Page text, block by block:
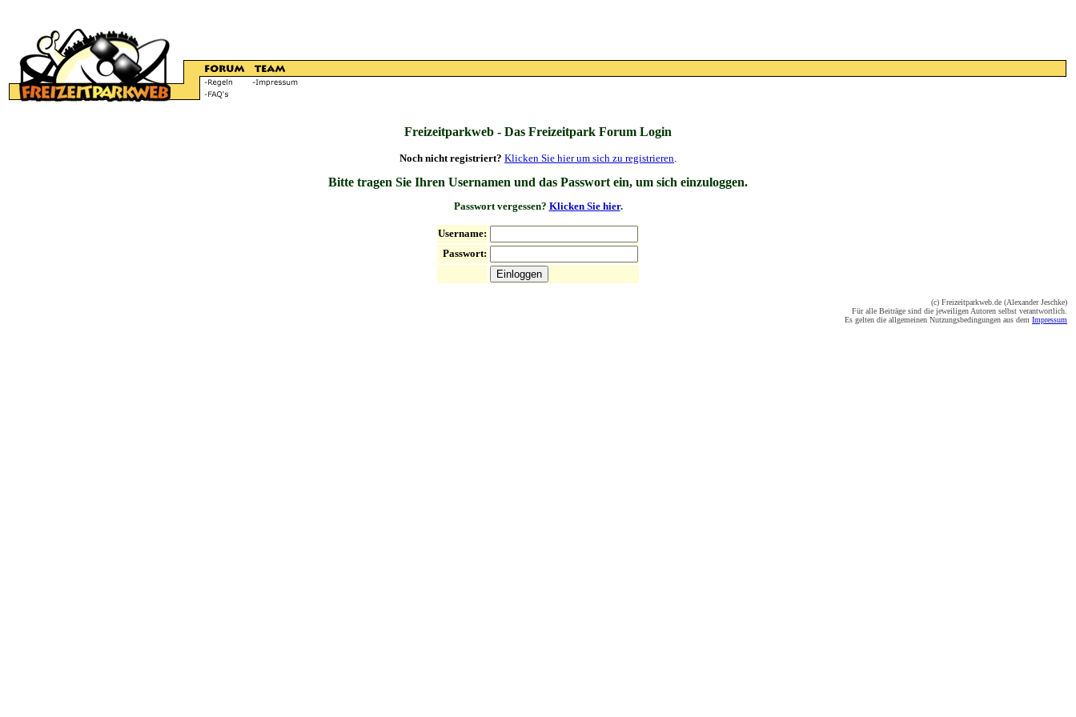
Freizeitparkweb - Das Freizeitpark Forum Login
Noch nicht registriert? Klicken Sie hier um sich zu registrieren.
Bitte tragen Sie Ihren Usernamen und das Passwort ein, um sich einzuloggen.
Passwort vergessen? Klicken Sie hier.
Username:
Passwort:
(c) Freizeitparkweb.de (Alexander Jeschke)
Für alle Beiträge sind die jeweiligen Autoren selbst verantwortlich.
Es gelten die allgemeinen Nutzungsbedingungen aus dem Impressum